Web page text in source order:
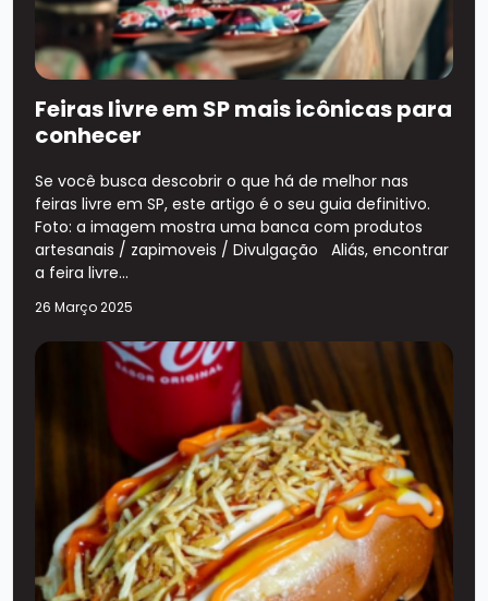
Feiras livre em SP mais icônicas para
conhecer
Se você busca descobrir o que há de melhor nas
feiras livre em SP, este artigo é o seu guia definitivo.
Foto: a imagem mostra uma banca com produtos
artesanais / zapimoveis / Divulgação Aliás, encontrar
a feira livre...
26 Março 2025